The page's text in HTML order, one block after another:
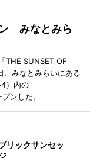
みなとみら
THE SUNSET OF
、みなとみらいにある
）内の
ンした。
リックサンセッ